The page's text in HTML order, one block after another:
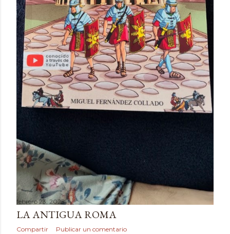
febrero 23, 2025
LA ANTIGUA ROMA
Compartir Publicar un comentario